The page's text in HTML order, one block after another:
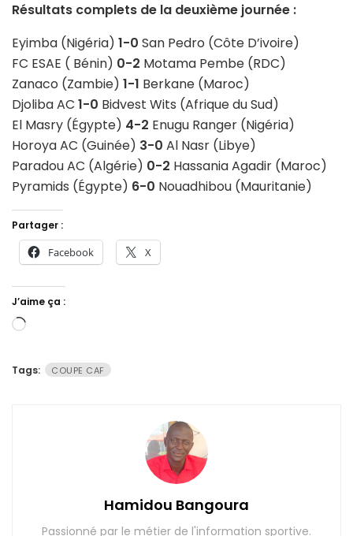
Résultats complets de la deuxième journée :
Eyimba (Nigéria) 1-0 San Pedro (Côte D’ivoire)
FC ESAE ( Bénin) 0-2 Motama Pembe (RDC)
Zanaco (Zambie) 1-1 Berkane (Maroc)
Djoliba AC 1-0 Bidvest Wits (Afrique du Sud)
El Masry (Égypte) 4-2 Enugu Ranger (Nigéria)
Horoya AC (Guinée) 3-0 Al Nasr (Libye)
Paradou AC (Algérie) 0-2 Hassania Agadir (Maroc)
Pyramids (Égypte) 6-0 Nouadhibou (Mauritanie)
Partager :
Facebook X
J’aime ça :
Chargement…
Tags: COUPE CAF
Hamidou Bangoura
Passionné par le métier de l'information sportive.